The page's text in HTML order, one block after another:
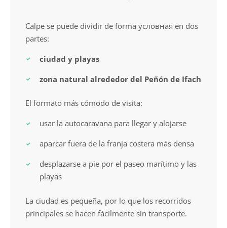
Calpe se puede dividir de forma условная en dos
partes:
ciudad y playas
zona natural alrededor del Peñón de Ifach
El formato más cómodo de visita:
usar la autocaravana para llegar y alojarse
aparcar fuera de la franja costera más densa
desplazarse a pie por el paseo marítimo y las
playas
La ciudad es pequeña, por lo que los recorridos
principales se hacen fácilmente sin transporte.